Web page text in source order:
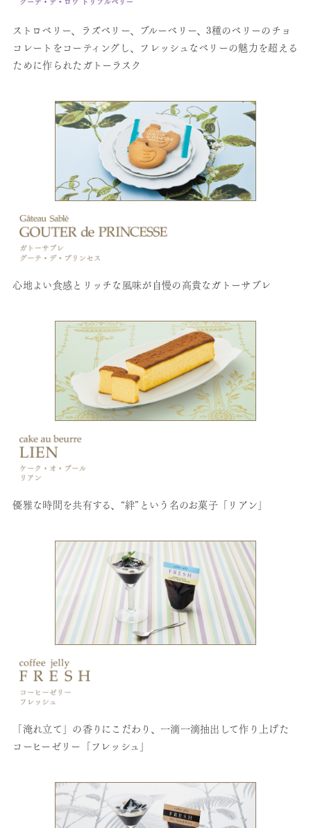
「淹れ立て」の香りにこだわり、一滴一滴抽出して作り上げた
コーヒーゼリー「フレッシュ」
優雅な時間を共有する、“絆”という名のお菓子「リアン」
心地よい食感とリッチな風味が自慢の高貴なガトーサブレ
ストロベリー、ラズベリー、ブルーベリー、3種のベリーのチョ
コレートをコーティングし、フレッシュなベリーの魅力を超える
ために作られたガトーラスク